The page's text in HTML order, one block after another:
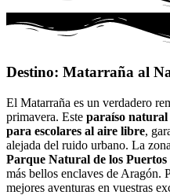
Destino: Matarraña al
El Matarraña es un verdadero
primavera. Este paraíso natural
para escolares al aire libre,
alejada del ruido urbano. La
Parque Natural de los Puertos
más bellos enclaves de Aragón.
mejores aventuras en vuestras